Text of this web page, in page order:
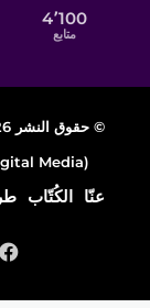
4٬100
متابع
© حقوق النشر 2026، جميع الحقوق محفوظة |
Media) -
عنّا الكُتّاب